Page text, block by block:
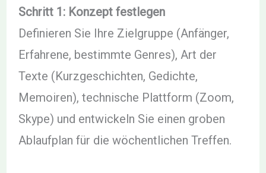
Schritt 1: Konzept festlegen
Definieren Sie Ihre Zielgruppe (Anfänger,
Erfahrene, bestimmte Genres), Art der
Texte (Kurzgeschichten, Gedichte,
Memoiren), technische Plattform (Zoom,
Skype) und entwickeln Sie einen groben
Ablaufplan für die wöchentlichen Treffen.